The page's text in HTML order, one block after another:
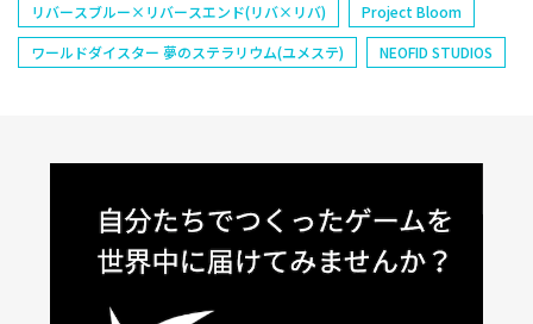
リバースブルー×リバースエンド(リバ×リバ)
Project Bloom
ワールドダイスター 夢のステラリウム(ユメステ)
NEOFID STUDIOS